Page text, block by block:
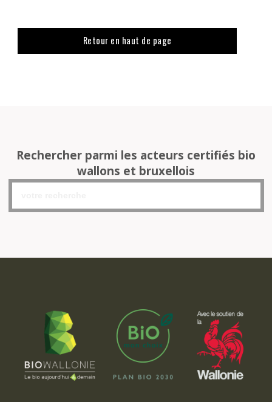
Retour en haut de page
Rechercher parmi les acteurs certifiés bio
wallons et bruxellois